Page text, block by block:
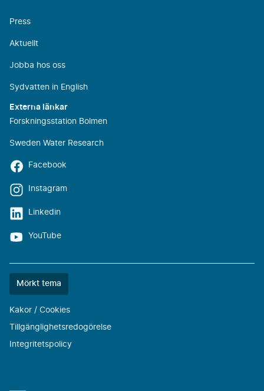
Press
Aktuellt
Jobba hos oss
Sydvatten in English
Externa länkar
Forskningsstation Bolmen
Sweden Water Research
Facebook
Instagram
Linkedin
YouTube
Färgtemat
Mörkt tema
Kakor / Cookies
Tillgänglighetsredogörelse
Integritetspolicy